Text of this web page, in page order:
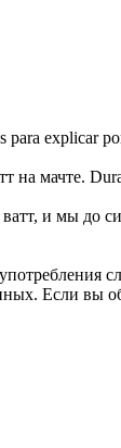
para explicar
на мачте.
ватт, и мы до
Если